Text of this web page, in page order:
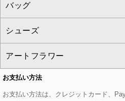
eur3
パーカー
タンクトップ・キャミソール
スウェット・ジャージー
その他のトップス
サロペット・オールインワン
その他のパンツ
ショート・ミニ丈スカート
その他のスカート
セットアップ
セットアップジャケット
セットアップパンツ
セットアップスカート
ピーコート
ダッフルコート
チェスターコート
モッズコート
マスク
ストール・マフラー・スヌー
ベルト・サスペンダー
帽子
すべてのアクセサリー
ネックレス
ピアス・イヤリング
ブレスレット・バングル
バッグ
すべてのバッグ
トートバッグ
ショルダーバッグ
シューズ
すべてのシューズ
パンプス
アートフラワー
すべてのアートフラワー
お支払い方法
お支払い方法は、クレジットカード、